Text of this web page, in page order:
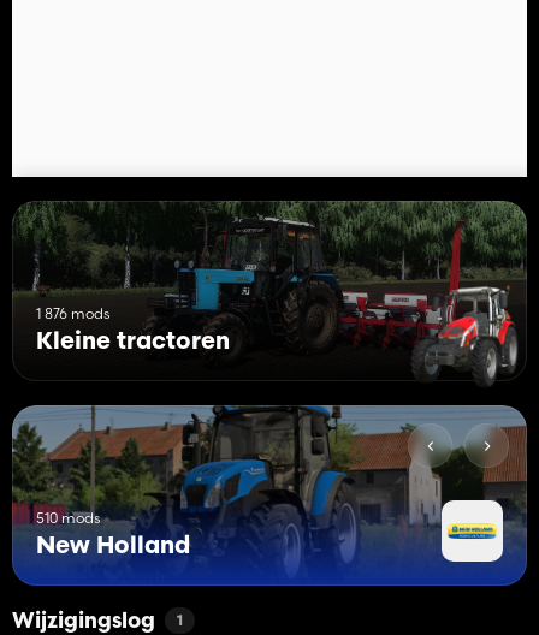
Tractor85-banden zijn verkrijgbaar in R28/R38- of R24/R34-
configuraties.
- 2WD-wielconfiguraties voor Michelin Agribib of Continental
Tractor85 met een tussenafstand van 72 inch op 34 inch velgen
1 876 mods
Kleine tractoren
510 mods
New Holland
Wijzigingslog 1